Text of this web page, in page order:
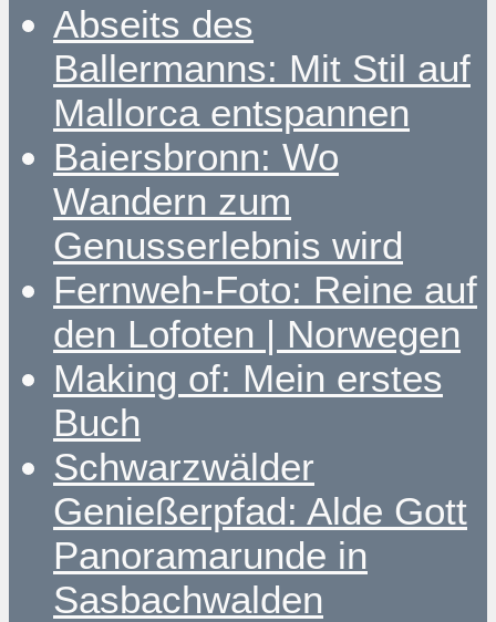
Abseits des
Ballermanns: Mit Stil auf
Mallorca entspannen
Baiersbronn: Wo
Wandern zum
Genusserlebnis wird
Fernweh-Foto: Reine auf
den Lofoten | Norwegen
Making of: Mein erstes
Buch
Schwarzwälder
Genießerpfad: Alde Gott
Panoramarunde in
Sasbachwalden